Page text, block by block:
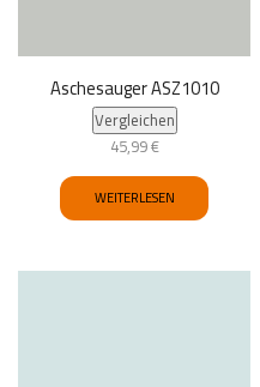
Aschesauger ASZ1010
Vergleichen
45,99€
WEITERLESEN